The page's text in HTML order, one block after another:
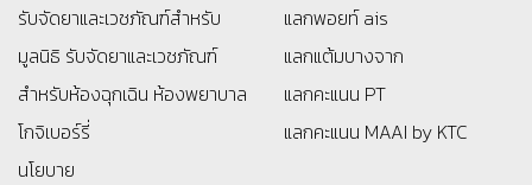
รับจัดยาและเวชภัณฑ์สำหรับ
มูลนิธิ รับจัดยาและเวชภัณฑ์
สำหรับห้องฉุกเฉิน ห้องพยาบาล
โกจิเบอร์รี่
นโยบาย
แลกพอยท์ ais
แลกแต้มบางจาก
แลกคะแนน PT
แลกคะแนน MAAI by KTC